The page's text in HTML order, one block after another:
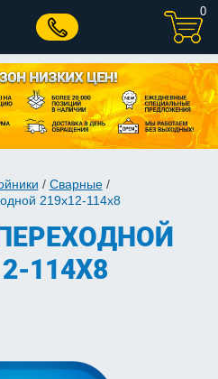
0
/ Сварные/
219х12-114х8
114Х8